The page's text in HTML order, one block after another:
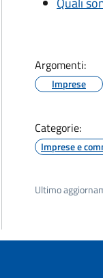
Argomenti:
Imprese
Categorie:
Imprese e
Ultimo